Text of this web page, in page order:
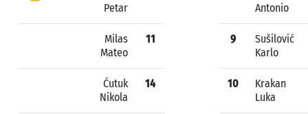
Petar
Milas
Mateo
11
Ćutuk
Nikola
14
Antonio
9
Sušilović
Karlo
10
Krakan
Luka